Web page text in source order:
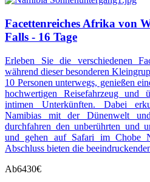
Facettenreiches Afrika von
Falls - 16 Tage
Erleben Sie die verschiedenen
während dieser besonderen
10 Personen unterwegs, genießen
hochwertigen Reisefahrzeug und
intimen Unterkünften. Dabei
Namibias mit der Dünenwelt
durchfahren den unberührten und
und gehen auf Safari im Chobe
Abschluss bieten die
Ab6430€